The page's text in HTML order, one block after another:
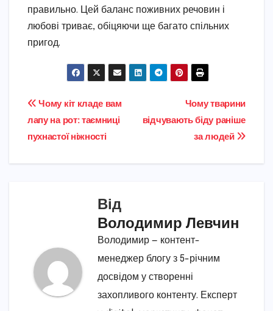
правильно. Цей баланс поживних речовин і
любові триває, обіцяючи ще багато спільних
пригод.
Навігація
записів
Чому тварини
відчувають біду раніше
за людей
Чому кіт кладе вам
лапу на рот: таємниці
пухнастої ніжності
Від
Володимир Левчин
Володимир — контент-
менеджер блогу з 5-річним
досвідом у створенні
захопливого контенту. Експерт